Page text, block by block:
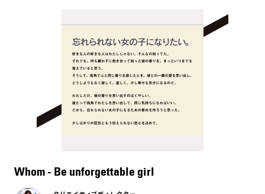
Whom - Be unforgettable girl